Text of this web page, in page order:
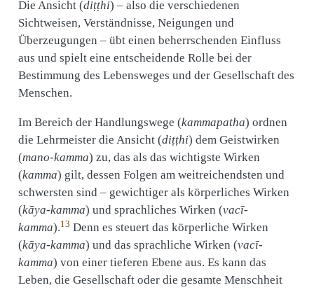
Die Ansicht (diṭṭhi) – also die verschiedenen
Sichtweisen, Verständnisse, Neigungen und
Überzeugungen – übt einen beherrschenden Einfluss
aus und spielt eine entscheidende Rolle bei der
Bestimmung des Lebensweges und der Gesellschaft des
Menschen.
Im Bereich der Handlungswege (kammapatha) ordnen
die Lehrmeister die Ansicht (diṭṭhi) dem Geistwirken
(mano-kamma) zu, das als das wichtigste Wirken
(kamma) gilt, dessen Folgen am weitreichendsten und
schwersten sind – gewichtiger als körperliches Wirken
(kāya-kamma) und sprachliches Wirken (vacī-
kamma).13 Denn es steuert das körperliche Wirken
(kāya-kamma) und das sprachliche Wirken (vacī-
kamma) von einer tieferen Ebene aus. Es kann das
Leben, die Gesellschaft oder die gesamte Menschheit